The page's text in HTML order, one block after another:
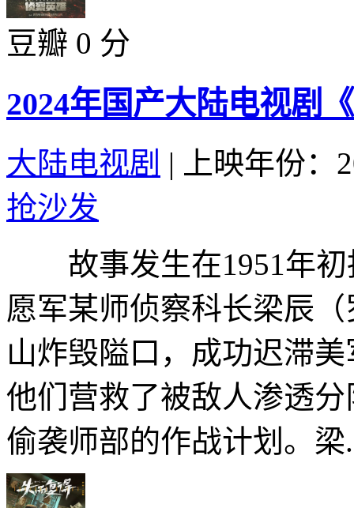
豆瓣 0 分
2024年国产大陆电视剧
大陆电视剧 |
上映年份：
抢沙发
故事发生在1951年初
愿军某师侦察科长梁辰
山炸毁隘口，成功迟滞
他们营救了被敌人渗透
偷袭师部的作战计划。